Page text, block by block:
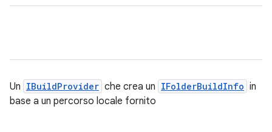
Un IBuildProvider che crea un IFolderBuildInfo in
base a un percorso locale fornito